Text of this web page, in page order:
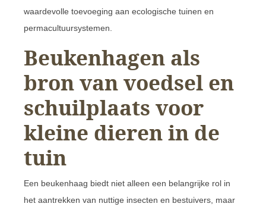
waardevolle toevoeging aan ecologische tuinen en
permacultuursystemen.
Beukenhagen als
bron van voedsel en
schuilplaats voor
kleine dieren in de
tuin
Een beukenhaag biedt niet alleen een belangrijke rol in
het aantrekken van nuttige insecten en bestuivers, maar